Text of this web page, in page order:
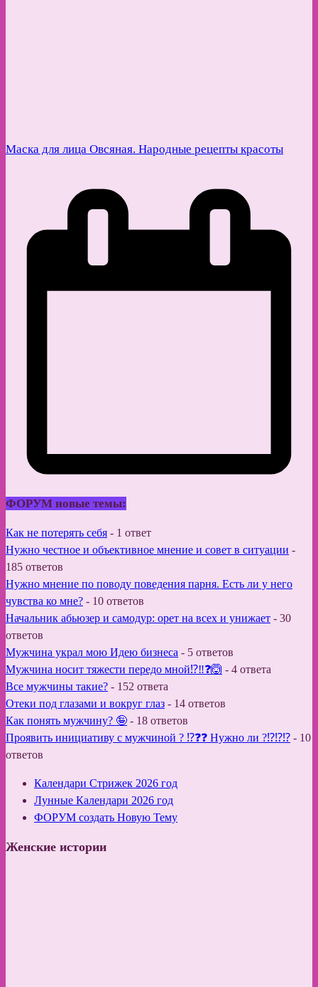
Маска для лица Овсяная. Народные рецепты красоты
ФОРУМ новые темы:
Как не потерять себя - 1 ответ
Нужно честное и объективное мнение и совет в ситуации -
185 ответов
Нужно мнение по поводу поведения парня. Есть ли у него
чувства ко мне? - 10 ответов
Начальник абьюзер и самодур: орет на всех и унижает - 30
ответов
Мужчина украл мою Идею бизнеса - 5 ответов
Мужчина носит тяжести передо мной⁉️‼️❓🙆 - 4 ответа
Все мужчины такие? - 152 ответа
Отеки под глазами и вокруг глаз - 14 ответов
Как понять мужчину? 🤪 - 18 ответов
Проявить инициативу с мужчиной ? ⁉️❓❓ Нужно ли ?⁉️⁉️⁉️ - 10
ответов
Календари Стрижек 2026 год
Лунные Календари 2026 год
ФОРУМ создать Новую Тему
Женские истории